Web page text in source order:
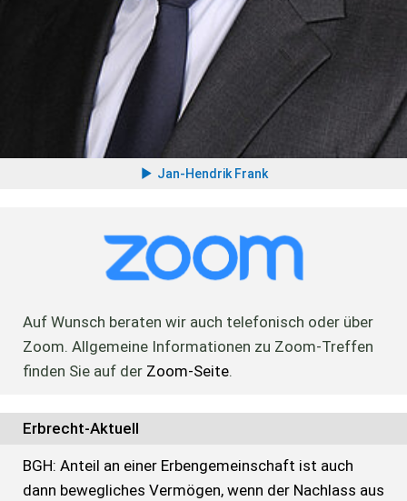
Jan-Hendrik Frank
Auf Wunsch beraten wir auch telefonisch oder über
Zoom. Allgemeine Informationen zu Zoom-Treffen
finden Sie auf der Zoom-Seite.
Erbrecht-Aktuell
BGH: Anteil an einer Erbengemeinschaft ist auch
dann bewegliches Vermögen, wenn der Nachlass aus